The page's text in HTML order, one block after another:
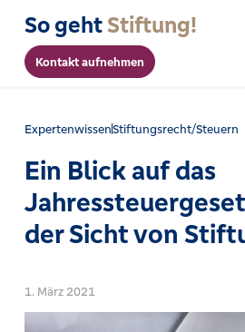
So gehtStiftung!
Kontakt aufnehmen
ExpertenwissenStiftungsrecht/Steuern
Ein Blick auf das
der Sicht von
1. März 2021